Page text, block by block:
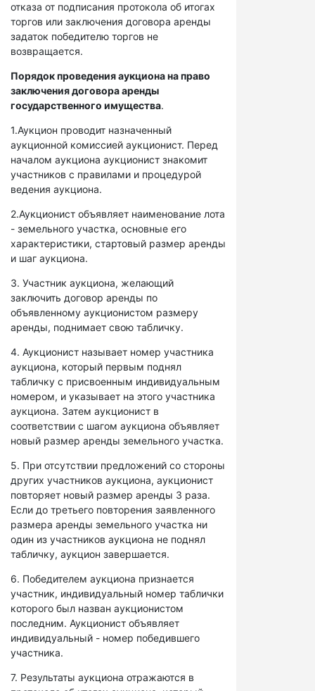
отказа от подписания протокола об итогах
торгов или заключения договора аренды
задаток победителю торгов не
возвращается.
Порядок проведения аукциона на право
заключения договора аренды
государственного имущества.
1.Аукцион проводит назначенный
аукционной комиссией аукционист. Перед
началом аукциона аукционист знакомит
участников с правилами и процедурой
ведения аукциона.
2.Аукционист объявляет наименование лота
- земельного участка, основные его
характеристики, стартовый размер аренды
и шаг аукциона.
3. Участник аукциона, желающий
заключить договор аренды по
объявленному аукционистом размеру
аренды, поднимает свою табличку.
4. Аукционист называет номер участника
аукциона, который первым поднял
табличку с присвоенным индивидуальным
номером, и указывает на этого участника
аукциона. Затем аукционист в
соответствии с шагом аукциона объявляет
новый размер аренды земельного участка.
5. При отсутствии предложений со стороны
других участников аукциона, аукционист
повторяет новый размер аренды 3 раза.
Если до третьего повторения заявленного
размера аренды земельного участка ни
один из участников аукциона не поднял
табличку, аукцион завершается.
6. Победителем аукциона признается
участник, индивидуальный номер таблички
которого был назван аукционистом
последним. Аукционист объявляет
индивидуальный - номер победившего
участника.
7. Результаты аукциона отражаются в